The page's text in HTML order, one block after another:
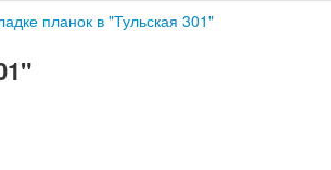
планок в "Тульская 301"